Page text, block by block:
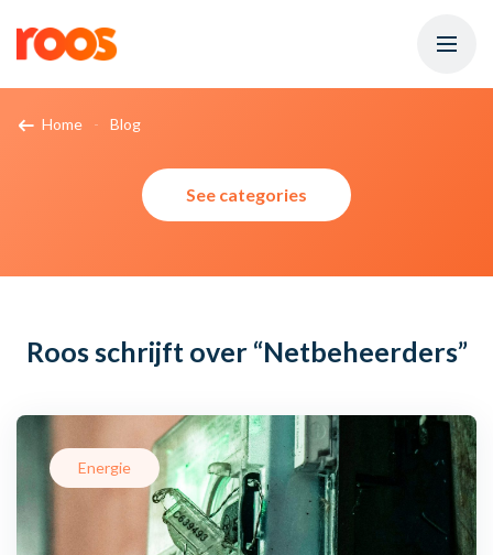
Home Blog
See categories
Roos schrijft over “Netbeheerders”
Energie